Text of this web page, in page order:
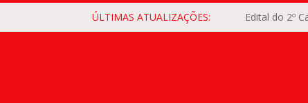
ÚLTIMAS ATUALIZAÇÕES: Edital do 2º